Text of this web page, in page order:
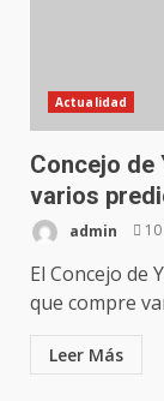
Actualidad
Concejo de
varios
admin
El Concejo de
que compre
Leer Más